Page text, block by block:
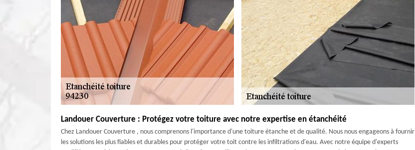
Landouer Couverture : Protégez votre toiture avec notre expertise en étanchéité
Chez Landouer Couverture , nous comprenons l'importance d'une toiture étanche et de qualité. Nous nous engageons à fournir
les solutions les plus fiables et durables pour protéger votre toit contre les infiltrations d'eau. Avec notre équipe d'experts